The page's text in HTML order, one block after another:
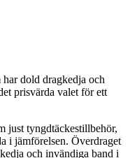
dold dragkedja och
prisvärda valet för ett
just tyngdtäckestillbehör,
i jämförelsen. Överdraget
och invändiga band i